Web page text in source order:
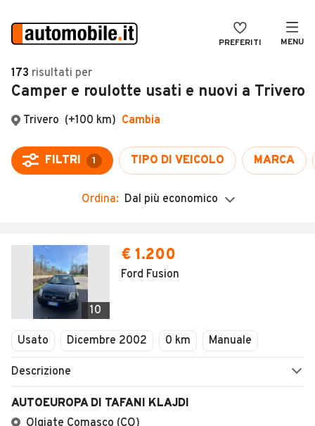
PREFERITI MENU
Auto
Auto usate
Auto Km 0
Auto Nuove
Noleggio a lungo termine
Moto
Camper
Veicoli Commerciali
Concessionari
VENDI
MAGAZINE
ACCEDI
173 risultati per
Camper e roulotte usati e nuovi a Trivero
Ordina: Dal più economico
10
€ 1.200
Ford Fusion
Usato Dicembre 2002 0 km Manuale
Descrizione
AUTOEUROPA DI TAFANI KLAJDI
Olgiate Comasco (CO)